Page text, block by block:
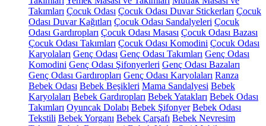
Takımları Çocuk Odası Çocuk Odası Duvar Stickerları Çocuk
Odası Duvar Kağıtları Çocuk Odası Sandalyeleri Çocuk
Odası Gardıropları Çocuk Odası Masası Çocuk Odası Bazası
Çocuk Odası Takımları Çocuk Odası Komodini Çocuk Odası
Karyolaları Genç Odası Genç Odası Takımları Genç Odası
Komodini Genç Odası Şifonyerleri Genç Odası Bazaları
Genç Odası Gardıropları Genç Odası Karyolaları Ranza
Bebek Odası Bebek Beşikleri Mama Sandalyesi Bebek
Karyolaları Bebek Gardıropları Bebek Yatakları Bebek Odası
Takımları Oyuncak Dolabı Bebek Şifonyer Bebek Odası
Tekstili Bebek Yorganı Bebek Çarşafı Bebek Nevresim